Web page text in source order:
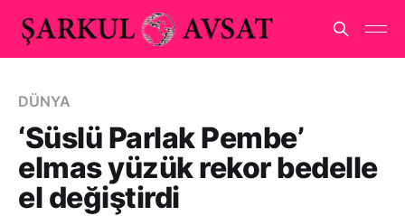
DÜNYA
‘Süslü Parlak Pembe’
elmas yüzük rekor bedelle
el değiştirdi